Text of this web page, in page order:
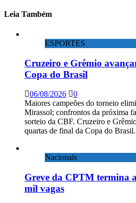
Leia Também
ESPORTES
Cruzeiro e Grêmio
Copa do Brasil
06/08/2026
0
Maiores campeões do torneio
Mirassol; confrontos da próxima
sorteio da CBF. Cruzeiro e
quartas de final da Copa do
Nacionais
Greve da CPTM termina
mil vagas